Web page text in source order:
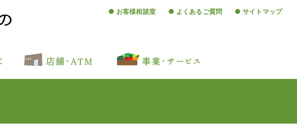
お客様相談室 よくあるご質問 サイトマップ